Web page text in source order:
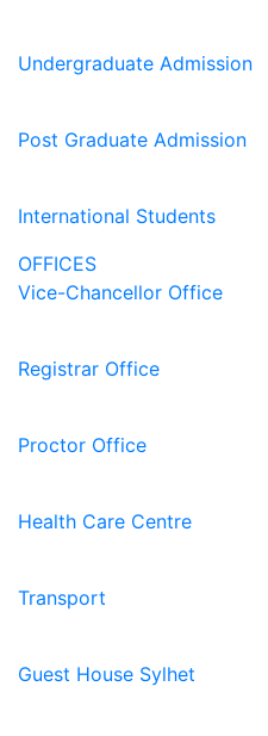
Undergraduate Admission
Post Graduate Admission
International Students
OFFICES
Vice-Chancellor Office
Registrar Office
Proctor Office
Health Care Centre
Transport
Guest House Sylhet